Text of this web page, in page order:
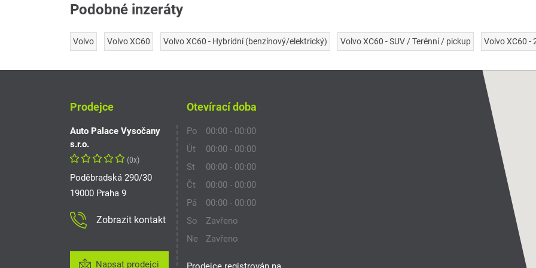
Podobné inzeráty
Volvo Volvo XC60 Volvo XC60 - Hybridní (benzínový/elektrický) Volvo XC60 - SUV / Terénní / pickup Volvo XC60 -
Prodejce
Auto Palace Vysočany
s.r.o.
(0x)
Poděbradská 290/30
19000 Praha 9
Zobrazit kontakt
Napsat prodejci
Otevírací doba
Po
00:00 - 00:00
Út
00:00 - 00:00
St
00:00 - 00:00
Čt
00:00 - 00:00
Pá
00:00 - 00:00
So
Zavřeno
Ne
Zavřeno